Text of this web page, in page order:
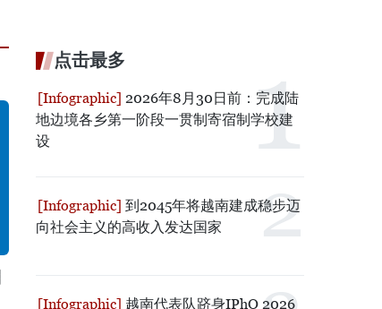
点击最多
2026年8月30日前：完成陆
地边境各乡第一阶段一贯制寄宿制学校建
设
到2045年将越南建成稳步迈
向社会主义的高收入发达国家
越南代表队跻身IPhO 2026